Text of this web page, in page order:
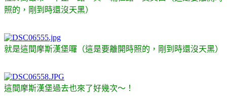
照的，剛到時還沒天黑）
就是這間摩斯漢堡囉（這是要離開時照的，剛到時還沒天黑）
這間摩斯漢堡過去也來了好幾次～！